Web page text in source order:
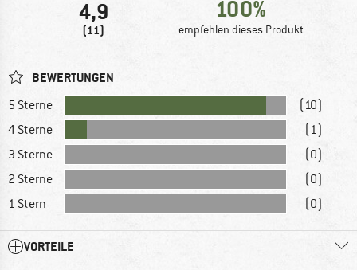
4,9
(11)
100%
empfehlen dieses Produkt
BEWERTUNGEN
5 Sterne
(10)
4 Sterne
(1)
3 Sterne
(0)
2 Sterne
(0)
1 Stern
(0)
VORTEILE